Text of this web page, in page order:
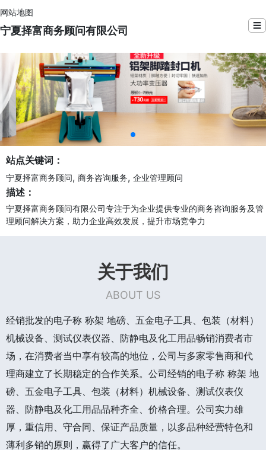
网站地图
宁夏择富商务顾问有限公司 ☰
站点关键词：
宁夏择富商务顾问, 商务咨询服务, 企业管理顾问
描述：
宁夏择富商务顾问有限公司专注于为企业提供专业的商务咨询服务及管
理顾问解决方案，助力企业高效发展，提升市场竞争力
关于我们
ABOUT US
经销批发的电子称 称架 地磅、五金电子工具、包装（材料）
机械设备、测试仪表仪器、防静电及化工用品畅销消费者市
场，在消费者当中享有较高的地位，公司与多家零售商和代
理商建立了长期稳定的合作关系。公司经销的电子称 称架 地
磅、五金电子工具、包装（材料）机械设备、测试仪表仪
器、防静电及化工用品品种齐全、价格合理。公司实力雄
厚，重信用、守合同、保证产品质量，以多品种经营特色和
薄利多销的原则，赢得了广大客户的信任。